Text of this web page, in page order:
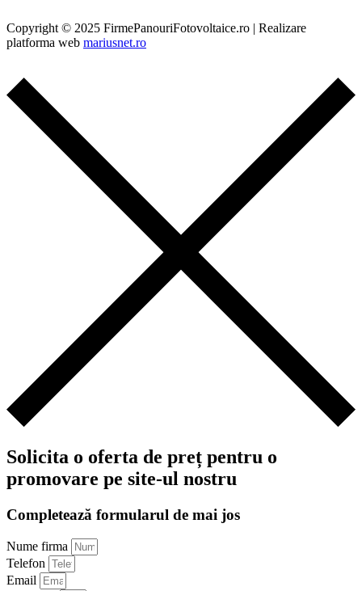
Copyright © 2025 FirmePanouriFotovoltaice.ro | Realizare
platforma web mariusnet.ro
Solicita o oferta de preț pentru o
promovare pe site-ul nostru
Completează formularul de mai jos
Nume firma
Telefon
Email